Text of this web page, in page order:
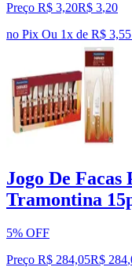
Preço R$ 3,20R$ 3,20
no Pix Ou 1x de R$
Jogo De
Tramontina
5% OFF
Preço R$ 284,05R$ 284,